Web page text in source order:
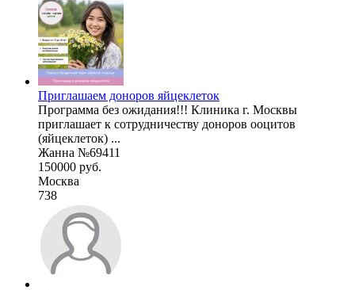
Приглашаем доноров яйцеклеток
Программа без ожидания!!! Клиника г. Москвы
приглашает к сотрудничеству доноров ооцитов
(яйцеклеток) ...
Жанна №69411
150000 руб.
Москва
738